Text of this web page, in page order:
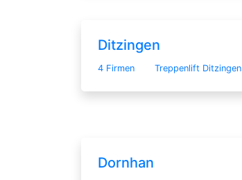
Ditzingen
4 Firmen Treppenlift Ditzingen
Dornhan